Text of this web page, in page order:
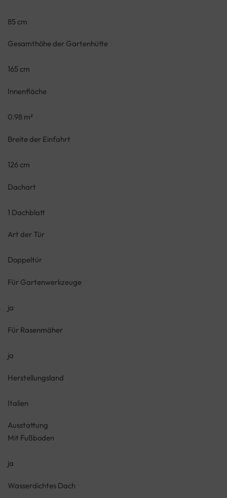
85 cm
Gesamthöhe der Gartenhütte
165 cm
Innenfläche
0.98 m²
Breite der Einfahrt
126 cm
Dachart
1 Dachblatt
Art der Tür
Doppeltür
Für Gartenwerkzeuge
ja
Für Rasenmäher
ja
Herstellungsland
Italien
Ausstattung
Mit Fußboden
ja
Wasserdichtes Dach